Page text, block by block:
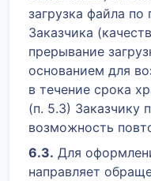
загрузка файла
Заказчика
прерывание
основанием для
в течение срока
(п. 5.3) Заказчику
возможность
6.3. Для
направляет